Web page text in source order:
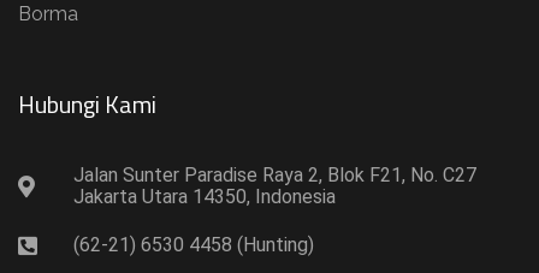
Borma
Hubungi Kami​
Jalan Sunter Paradise Raya 2, Blok F21, No. C27
Jakarta Utara 14350, Indonesia
(62-21) 6530 4458 (Hunting)